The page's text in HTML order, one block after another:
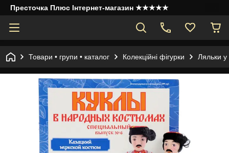
Престочка Плюс Інтернет-магазин ★★★★★
Товари • групи • каталог Колекційні фігурки Ляльки